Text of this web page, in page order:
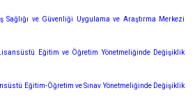
ve Güvenliği Uygulama ve Araştırma Merkezi
Eğitim ve Öğretim Yönetmeliğinde Değişiklik
Eğitim-Öğretim ve Sınav Yönetmeliğinde Değişiklik